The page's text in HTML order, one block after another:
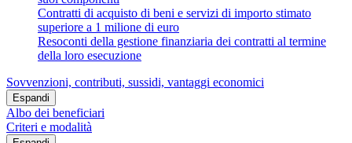
Contratti di acquisto di beni e servizi di importo stimato
superiore a 1 milione di euro
Resoconti della gestione finanziaria dei contratti al termine
della loro esecuzione
Sovvenzioni, contributi, sussidi, vantaggi economici
Espandi
Albo dei beneficiari
Criteri e modalità